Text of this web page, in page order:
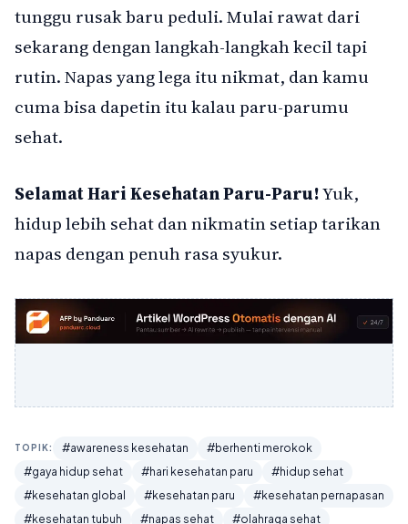
tunggu rusak baru peduli. Mulai rawat dari
sekarang dengan langkah-langkah kecil tapi
rutin. Napas yang lega itu nikmat, dan kamu
cuma bisa dapetin itu kalau paru-parumu
sehat.
Selamat Hari Kesehatan Paru-Paru!Yuk,
hidup lebih sehat dan nikmatin setiap tarikan
napas dengan penuh rasa syukur.
TOPIK: #awareness kesehatan
#berhenti merokok
#gaya hidup sehat
#hari kesehatan paru
#hidup sehat
#kesehatan global
#kesehatan paru
#kesehatan pernapasan
#kesehatan tubuh
#napas sehat
#olahraga sehat